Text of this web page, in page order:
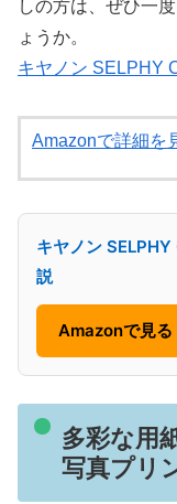
しの方は、ぜひ一
ょうか。
キヤノン SELPHY
Amazonで詳細を
キヤノン
説
Amazonで見る
多彩な用
写真プリ